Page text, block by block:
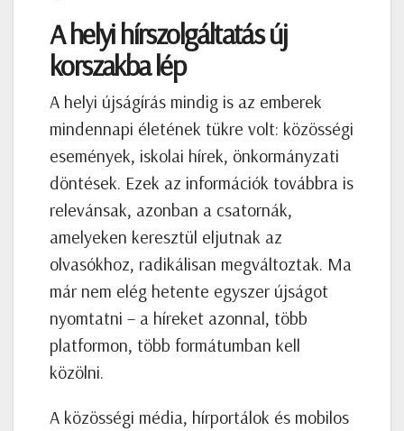
A helyi hírszolgáltatás új
korszakba lép
A helyi újságírás mindig is az emberek
mindennapi életének tükre volt: közösségi
események, iskolai hírek, önkormányzati
döntések. Ezek az információk továbbra is
relevánsak, azonban a csatornák,
amelyeken keresztül eljutnak az
olvasókhoz, radikálisan megváltoztak. Ma
már nem elég hetente egyszer újságot
nyomtatni – a híreket azonnal, több
platformon, több formátumban kell
közölni.
A közösségi média, hírportálok és mobilos